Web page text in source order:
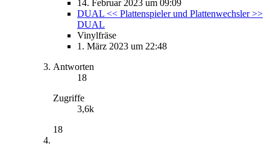
14. Februar 2023 um 09:09
DUAL << Plattenspieler und Plattenwechsler >>
DUAL
Vinylfräse
1. März 2023 um 22:48
Antworten
18
Zugriffe
3,6k
18